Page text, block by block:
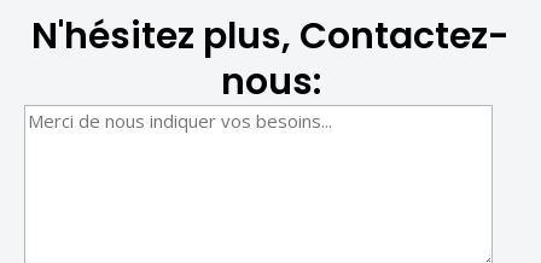
N'hésitez plus, Contactez-
nous: